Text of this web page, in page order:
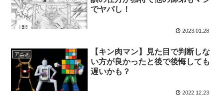
でヤバし！
2023.01.28
アニメ
【キン肉マン】見た目で判断しな
い方が良かったと後で後悔しても
遅いかも？
2022.12.23